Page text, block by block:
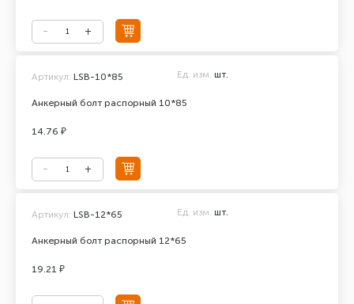
Анкерный болт распорный 10*85
Артикул: LSB-10*85 Ед. изм. шт.
14.76 ₽
Анкерный болт распорный 12*65
Артикул: LSB-12*65 Ед. изм. шт.
19.21 ₽